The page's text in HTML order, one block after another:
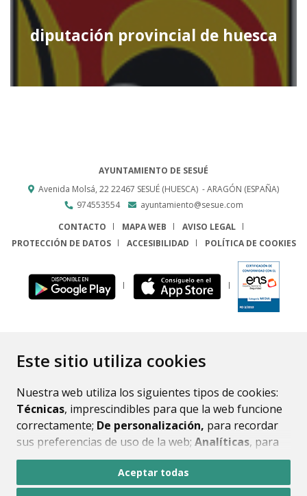
Este sitio utiliza cookies
Nuestra web utiliza los siguientes tipos de cookies:
Técnicas, imprescindibles para que la web funcione
correctamente; De personalización, para recordar
sus preferencias de uso de la web; Analíticas, para
mejorar el funcionamiento de la web y sus servicios.
Si acepta pulsando el botón“Aceptar todas”
Aceptar todas
diputación provincial de huesca
AYUNTAMIENTO DE SESUÉ
Avenida Molsá, 2222467 SESUÉ (HUESCA) - ARAGÓN (ESPAÑA)
974553554
ayuntamiento@sesue.com
CONTACTO
MAPA WEB
AVISO LEGAL
PROTECCIÓN DE DATOS
ACCESIBILIDAD POLÍTICA DE COOKIES